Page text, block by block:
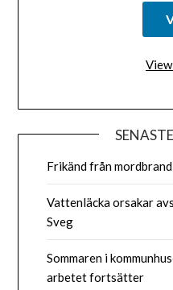
Frikänd från
Vattenläcka orsakar
Sveg
Sommaren i
arbetet fortsätter